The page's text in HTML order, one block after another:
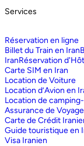
Services
Réservation en ligne
Billet du Train en Iran
IranRéservation
Carte SIM en Iran
Location de Voiture
Location d’Avion en
Location de
Assurance de Voyage
Carte de Crédit
Guide touristique en
Visa Iranien